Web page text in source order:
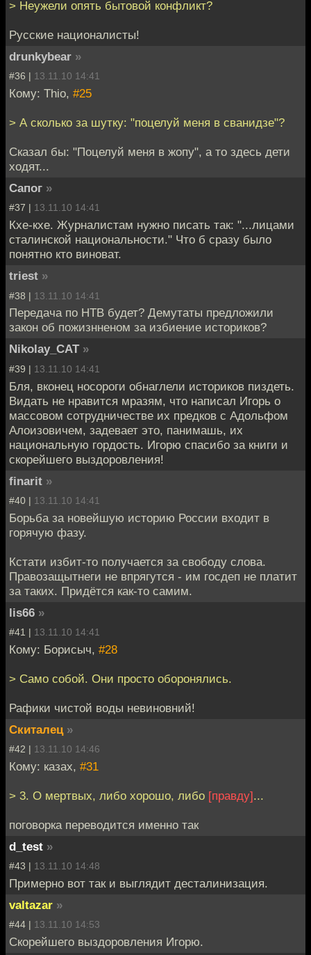
> Неужели опять бытовой конфликт?
Русские националисты!
drunkybear »
#36 | 13.11.10 14:41
Кому: Thio, #25
> А сколько за шутку: "поцелуй меня в сванидзе"?
Сказал бы: "Поцелуй меня в жопу", а то здесь дети
ходят...
Сапог »
#37 | 13.11.10 14:41
Кхе-кхе. Журналистам нужно писать так: "...лицами
сталинской национальности." Что б сразу было
понятно кто виноват.
triest »
#38 | 13.11.10 14:41
Передача по НТВ будет? Демутаты предложили
закон об пожизнненом за избиение историков?
Nikolay_CAT »
#39 | 13.11.10 14:41
Бля, вконец носороги обнаглели историков пиздеть.
Видать не нравится мразям, что написал Игорь о
массовом сотрудничестве их предков с Адольфом
Алоизовичем, задевает это, панимашь, их
национальную гордость. Игорю спасибо за книги и
скорейшего выздоровления!
finarit »
#40 | 13.11.10 14:41
Борьба за новейшую историю России входит в
горячую фазу.
Кстати избит-то получается за свободу слова.
Правозащытнеги не впрягутся - им госдеп не платит
за таких. Придётся как-то самим.
lis66 »
#41 | 13.11.10 14:41
Кому: Борисыч, #28
> Само собой. Они просто оборонялись.
Рафики чистой воды невиновний!
Скиталец »
#42 | 13.11.10 14:46
Кому: казах, #31
> 3. О мертвых, либо хорошо, либо [правду]...
поговорка переводится именно так
d_test »
#43 | 13.11.10 14:48
Примерно вот так и выглядит десталинизация.
valtazar »
#44 | 13.11.10 14:53
Скорейшего выздоровления Игорю.